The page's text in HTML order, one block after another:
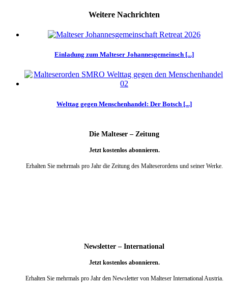
Weitere Nachrichten
Einladung zum Malteser Johannesgemeinsch [...]
Welttag gegen Menschenhandel: Der Botsch [...]
Die Malteser – Zeitung
Jetzt kostenlos abonnieren.
Erhalten Sie mehrmals pro Jahr die Zeitung des Malteserordens und seiner Werke.
Newsletter – International
Jetzt kostenlos abonnieren.
Erhalten Sie mehrmals pro Jahr den Newsletter von Malteser International Austria.